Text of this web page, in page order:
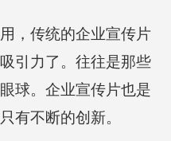
，传统的企业宣传片
引力了。往往是那些
球。企业宣传片也是
有不断的创新。